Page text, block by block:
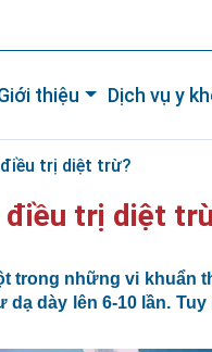
thiệu Dịch vụ y
điều trị diệt trừ?
điều trị diệt
trong những vi khuẩn
dày lên 6-10 lần.